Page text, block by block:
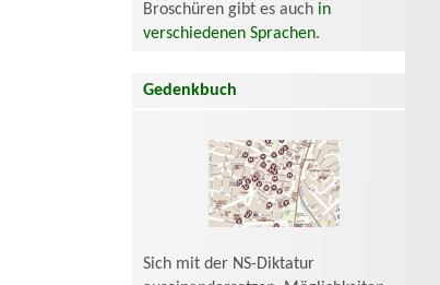
Broschüren gibt es auch in
verschiedenen Sprachen.
Gedenkbuch
Sich mit der NS-Diktatur